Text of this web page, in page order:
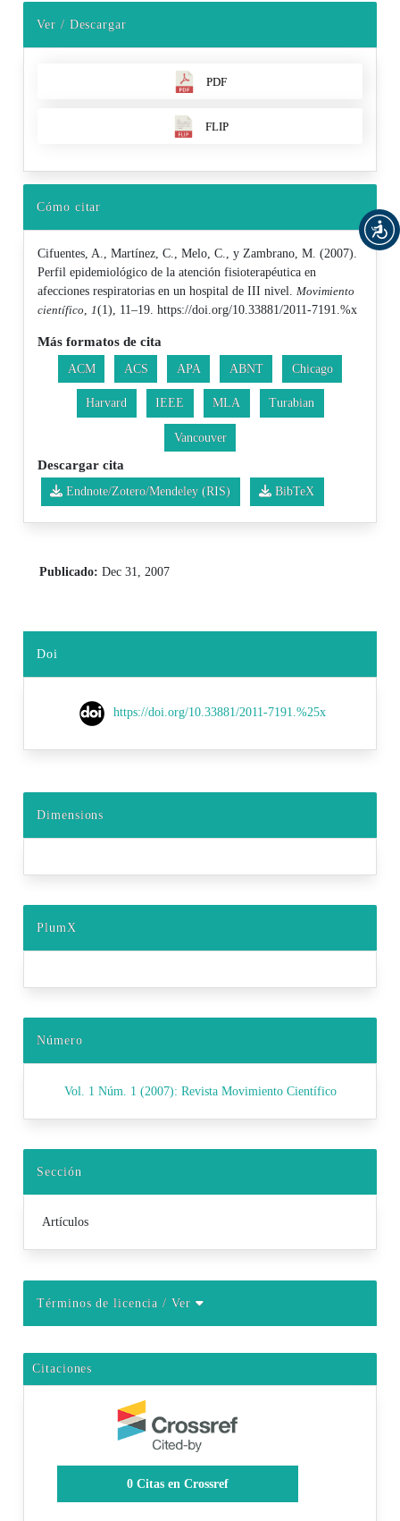
Ver / Descargar
PDF
FLIP
Cómo citar
Cifuentes, A., Martínez, C., Melo, C., y Zambrano, M. (2007).
Perfil epidemiológico de la atención fisioterapéutica en
afecciones respiratorias en un hospital de III nivel.Movimiento
científico,1(1), 11–19. https://doi.org/10.33881/2011-7191.%x
Más formatos de cita
ACM ACS APA ABNT Chicago
Harvard IEEE MLA Turabian
Vancouver
Descargar cita
Endnote/Zotero/Mendeley (RIS) BibTeX
Publicado: Dec 31, 2007
Doi
https://doi.org/10.33881/2011-7191.%25x
Dimensions
PlumX
Número
Vol. 1 Núm. 1 (2007): Revista Movimiento Científico
Sección
Artículos
Términos de licencia/ Ver
Citaciones
0Citas en Crossref